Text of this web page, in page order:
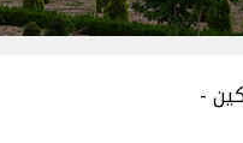
-